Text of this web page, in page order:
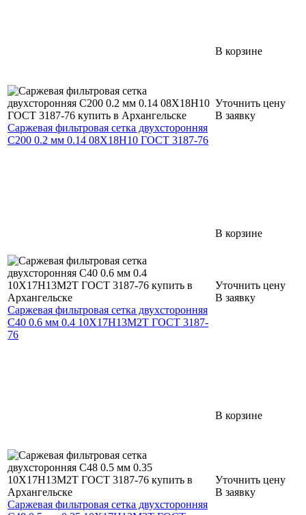
В корзине
Саржевая фильтровая сетка двухсторонняя
С200 0.2 мм 0.14 08Х18Н10 ГОСТ 3187-76
Уточнить цену
В заявку
В корзине
Саржевая фильтровая сетка двухсторонняя
С40 0.6 мм 0.4 10Х17Н13М2Т ГОСТ 3187-
76
Уточнить цену
В заявку
В корзине
Саржевая фильтровая сетка двухсторонняя
Уточнить цену
В заявку